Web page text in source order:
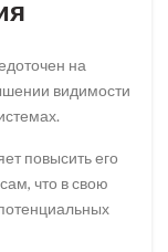
на
видимости
повысить его
что в свою